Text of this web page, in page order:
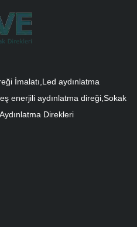
İmalatı,Led aydınlatma
enerjili aydınlatma direği,Sokak
Direkleri